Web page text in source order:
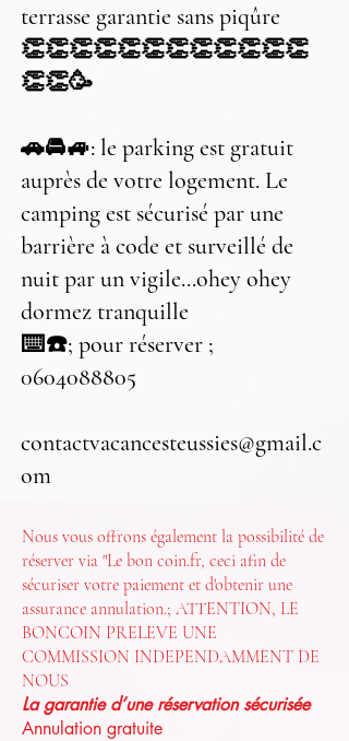
terrasse garantie sans piqûre
👏👏👏👏👏👏👏👏👏👏👏👏
👏👏🥳
🚗🚘🚙: le parking est gratuit
auprès de votre logement. Le
camping est sécurisé par une
barrière à code et surveillé de
nuit par un vigile...ohey ohey
dormez tranquille
⌨️☎️; pour réserver ;
0604088805
contactvacancesteussies@gmail.c
om
Nous vous offrons également la possibilité de
réserver via "Le bon coin.fr, ceci afin de
sécuriser votre paiement et d'obtenir une
assurance annulation.; ATTENTION, LE
BONCOIN PRELEVE UNE
COMMISSION INDEPENDAMMENT DE
NOUS
La garantie d’une réservation sécurisée
Annulation gratuite